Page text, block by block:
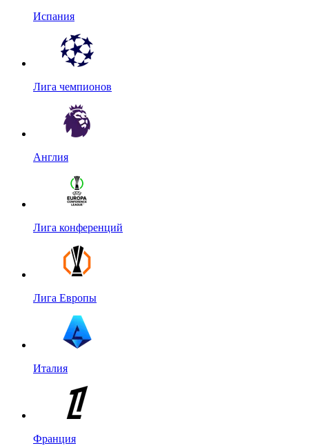
Испания
Лига чемпионов
Англия
Лига конференций
Лига Европы
Италия
Франция